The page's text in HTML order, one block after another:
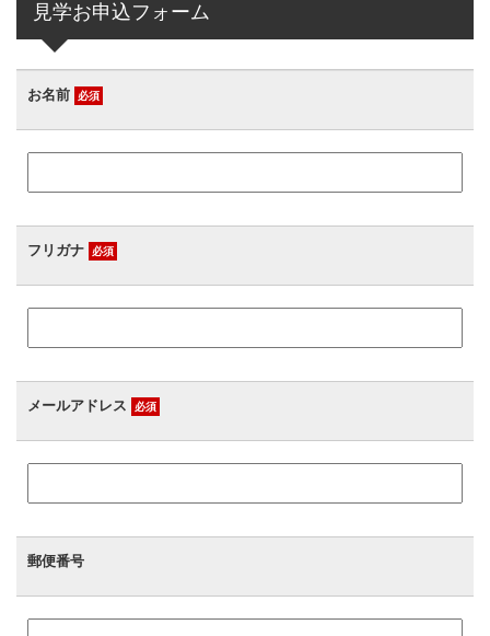
見学お申込フォーム
お名前 必須
フリガナ 必須
メールアドレス 必須
郵便番号